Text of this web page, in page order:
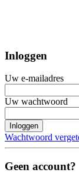
Inloggen
Uw e-mailadres
Uw wachtwoord
Inloggen
Wachtwoord
Geen account?